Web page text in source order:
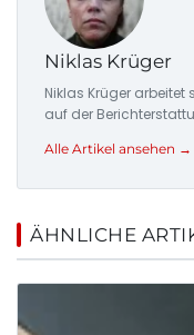
Niklas Krüger
Niklas Krüger
auf der
Alle Artikel ansehen →
ÄHNLICHE